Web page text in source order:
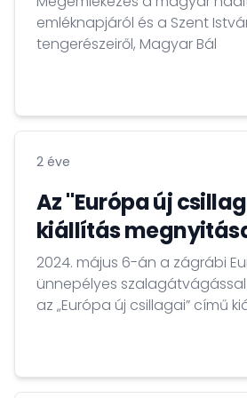
emléknapjáról és a Szent
tengerészeiről, Magyar Bál
2 éve
Az "Európa új
kiállítás
2024. május 6-án a zágrábi
ünnepélyes
az „Európa új csillagai” című
nagykövetségeivel
hazánk tudományos élethez